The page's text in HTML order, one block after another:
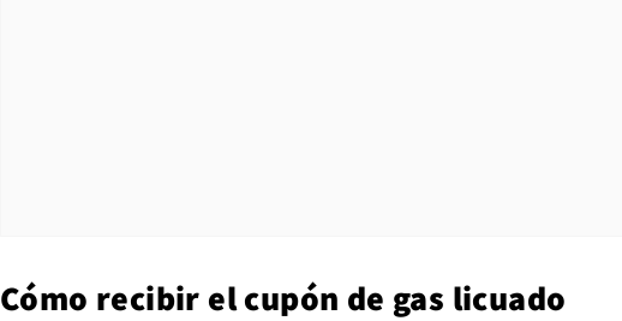
Cómo recibir el cupón de gas licuado